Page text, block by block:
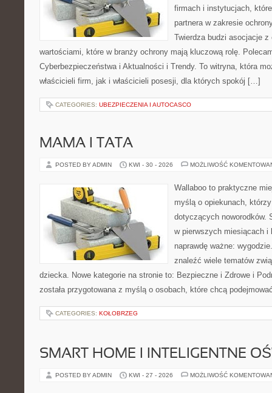
firmach i instytucjach,
partnera w zakresie
Twierdza budzi asocjacje
wartościami, które w branży ochrony mają kluczową rolę.
Cyberbezpieczeństwa i Aktualności i Trendy. To witryna, która
właścicieli firm, jak i właścicieli posesji, dla których spokój […]
CATEGORIES: UBEZPIECZENIA I AUTOCASCO
MAMA I TATA
POSTED BY ADMIN KWI - 30 - 2026 MOŻLIWOŚĆ
Wallaboo to praktyczne
myślą o opiekunach,
dotyczących noworodków.
w pierwszych miesiącach
naprawdę ważne:
znaleźć wiele tematów
dziecka. Nowe kategorie na stronie to: Bezpieczne i Zdrowe i
została przygotowana z myślą o osobach, które chcą
CATEGORIES: KOŁOBRZEG
SMART HOME I INTELIGENTNE
POSTED BY ADMIN KWI - 27 - 2026 MOŻLIWOŚĆ